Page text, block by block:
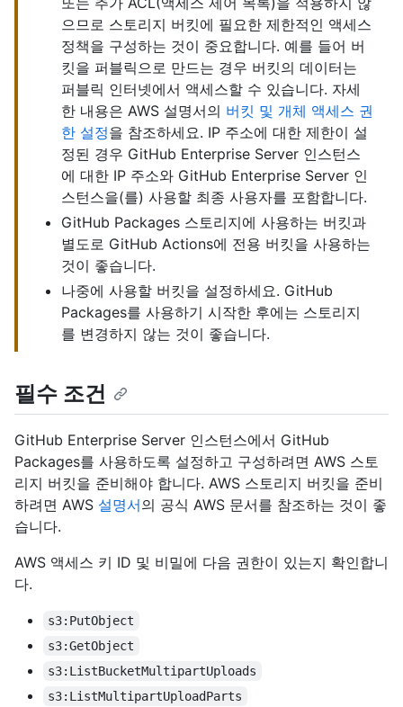
으므로 스토리지 버킷에 필요한 제한적인 액세스
정책을 구성하는 것이 중요합니다. 예를 들어 버
킷을 퍼블릭으로 만드는 경우 버킷의 데이터는
퍼블릭 인터넷에서 액세스할 수 있습니다. 자세
한 내용은 AWS 설명서의 버킷 및 개체 액세스 권
한 설정을 참조하세요. IP 주소에 대한 제한이 설
정된 경우 GitHub Enterprise Server 인스턴스
에 대한 IP 주소와 GitHub Enterprise Server 인
스턴스을(를) 사용할 최종 사용자를 포함합니다.
GitHub Packages 스토리지에 사용하는 버킷과
별도로 GitHub Actions에 전용 버킷을 사용하는
것이 좋습니다.
나중에 사용할 버킷을 설정하세요. GitHub
Packages를 사용하기 시작한 후에는 스토리지
를 변경하지 않는 것이 좋습니다.
필수 조건
GitHub Enterprise Server 인스턴스에서 GitHub
Packages를 사용하도록 설정하고 구성하려면 AWS 스토
리지 버킷을 준비해야 합니다. AWS 스토리지 버킷을 준비
하려면 AWS 설명서의 공식 AWS 문서를 참조하는 것이 좋
습니다.
AWS 액세스 키 ID 및 비밀에 다음 권한이 있는지 확인합니
다.
s3:PutObject
s3:GetObject
s3:ListBucketMultipartUploads
s3:ListMultipartUploadParts